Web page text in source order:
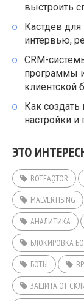
выстроить
Кастдев
интервью,
CRM-
программы
клиентской
Как
настройки
ЭТО
BOTFAQTOR
MALVERTISING
АНАЛИТИКА
БЛОКИРОВКА
БОТЫ
ЗАЩИТА ОТ